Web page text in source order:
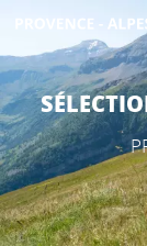
Aller
contenu
principal
QUE